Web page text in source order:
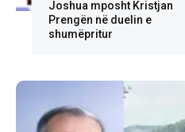
Joshua mposht Kristjan
Prengën në duelin e
shumëpritur